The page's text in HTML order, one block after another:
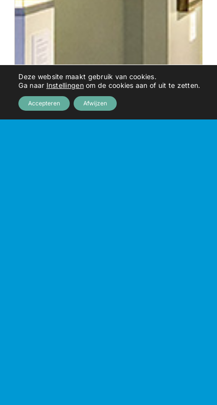
Deze website maakt gebruik van cookies.
Ga naar Instellingenom de cookies aan of uit te zetten.
Accepteren Afwijzen